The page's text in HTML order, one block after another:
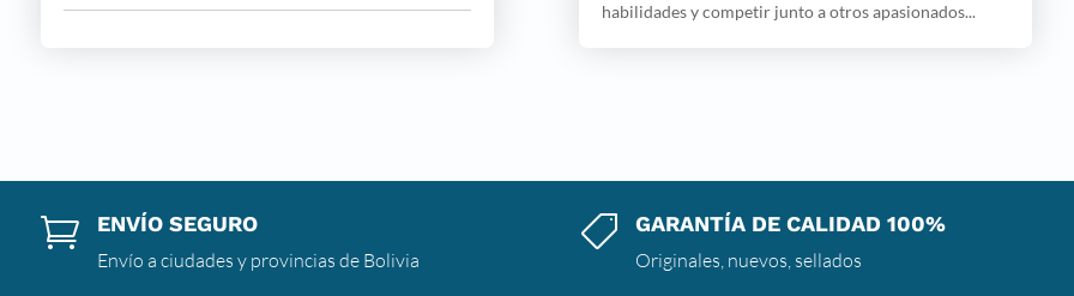
habilidades y competir junto a otros apasionados...
 ENVÍO SEGURO
Envío a ciudades y provincias de Bolivia
 GARANTÍA DE CALIDAD 100%
Originales, nuevos, sellados